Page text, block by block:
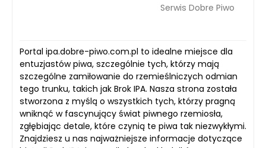
Serwis Dobre Piwo
Portal ipa.dobre-piwo.com.pl to idealne miejsce dla
entuzjastów piwa, szczególnie tych, którzy mają
szczególne zamiłowanie do rzemieślniczych odmian
tego trunku, takich jak Brok IPA. Nasza strona została
stworzona z myślą o wszystkich tych, którzy pragną
wniknąć w fascynujący świat piwnego rzemiosła,
zgłębiając detale, które czynią te piwa tak niezwykłymi.
Znajdziesz u nas najważniejsze informacje dotyczące